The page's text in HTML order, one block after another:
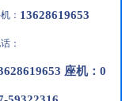
： 13628619653
：
座机：0